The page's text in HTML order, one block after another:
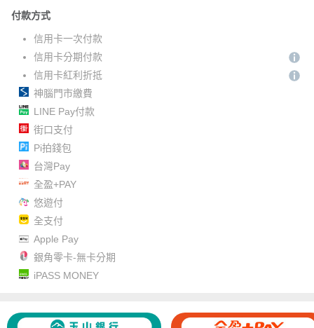
付款方式
信用卡一次付款
信用卡分期付款
信用卡紅利折抵
神腦門市繳費
LINE Pay付款
街口支付
Pi拍錢包
台灣Pay
全盈+PAY
悠遊付
全支付
Apple Pay
銀角零卡-無卡分期
iPASS MONEY